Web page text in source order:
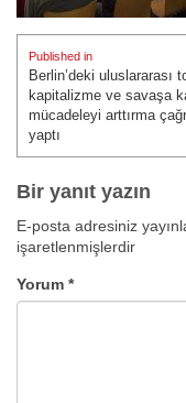
gezinmesi
Published in
Berlin’deki uluslararası
kapitalizme ve savaşa
mücadeleyi arttırma
yaptı
Bir yanıt yazın
E-posta adresiniz
işaretlenmişlerdir
Yorum *